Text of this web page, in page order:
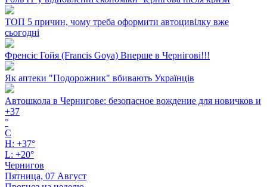
ТОП 5 причин, чому треба оформити автоцивілку вже
сьогодні
Френсіс Гойя (Francis Goya) Вперше в Чернігові!!!
Як аптеки "Подорожник" вбивають Українців
Автошкола в Чернигове: безопасное вождение для новичков и
+37
°
C
H: +37°
L: +20°
Чернигов
Пятница, 07 Август